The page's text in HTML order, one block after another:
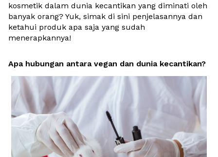
kosmetik dalam dunia kecantikan yang diminati oleh
banyak orang? Yuk, simak di sini penjelasannya dan
ketahui produk apa saja yang sudah
menerapkannya!
Apa hubungan antara vegan dan dunia kecantikan?